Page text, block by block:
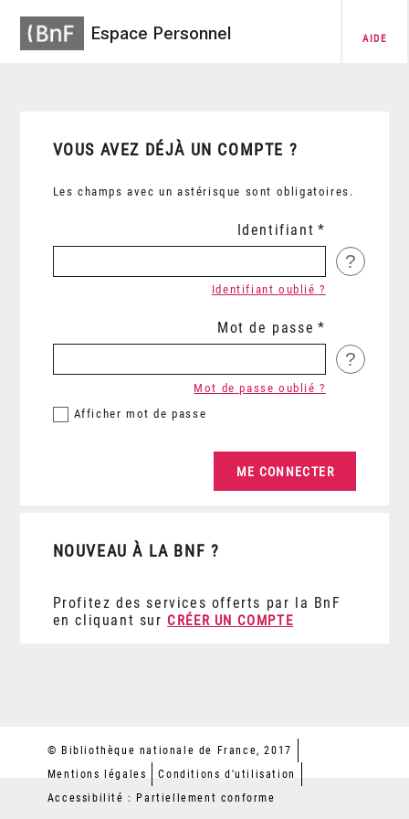
Espace Personnel AIDE
VOUS AVEZ DÉJÀ UN COMPTE ?
Les champs avec un astérisque sont obligatoires.
Identifiant
?
Identifiant oublié ?
Mot de passe
?
Afficher mot de passe
Mot de passe oublié ?
NOUVEAU À LA BNF ?
Profitez des services offerts par la BnF
en cliquant sur CRÉER UN COMPTE
© Bibliothèque nationale de France, 2017
Mentions légales
Conditions d'utilisation
Accessibilité : Partiellement conforme